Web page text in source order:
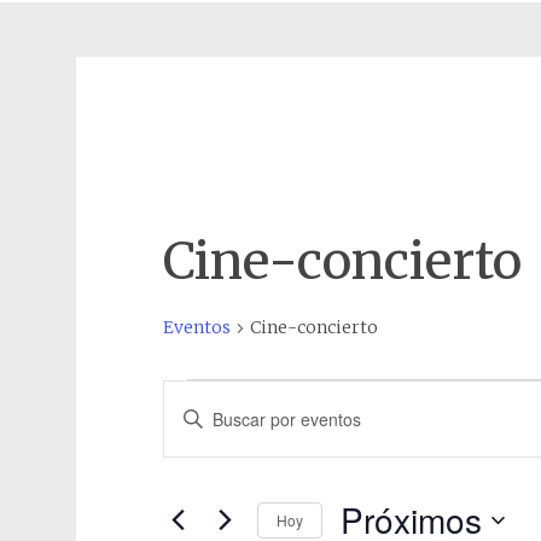
Cine-concierto
Eventos Cine-concierto
Eventos
Navegación
de
y
Introduce
Busca
Hoy Próximos